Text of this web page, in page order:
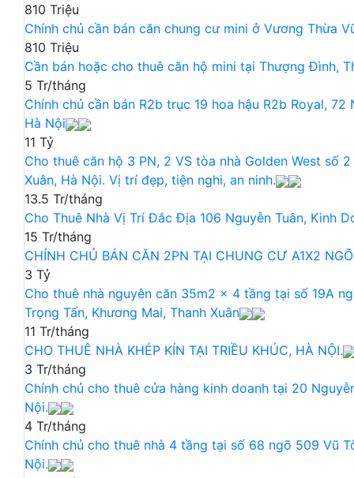
810 Triệu
Chính chủ cần bán căn chung cư mini ở Vương Thừa
810 Triệu
Cần bán hoặc cho thuê căn hộ mini tại Thượng Đình,
5 Tr/tháng
Chính chủ cần bán R2b trục 19 hoa hậu R2b Royal, 72
Hà Nội
11 Tỷ
Cho thuê căn hộ 3 PN, 2 VS tòa nhà Golden West số 2
Xuân, Hà Nội. Vị trí đẹp, tiện nghi, an ninh.
13.5 Tr/tháng
Cho Thuê Nhà Vị Trí Đắc Địa 106 Nguyễn Tuân, Kinh
15 Tr/tháng
CHÍNH CHỦ BÁN CĂN 2PN TẠI CHUNG CƯ A1X2
3 Tỷ
Cho thuê nhà nguyên căn 35m2 x 4 tầng tại số 19A
Trọng Tấn, Khương Mai, Thanh Xuân
11 Tr/tháng
CHO THUÊ NHÀ KHÉP KÍN TẠI TRIỀU KHÚC, HÀ NỘI.
3 Tr/tháng
Chính chủ cho thuê cửa hàng kinh doanh tại 20
Nội.
4 Tr/tháng
Chính chủ cho thuê nhà 4 tầng tại số 68 ngõ 509 Vũ
Nội.